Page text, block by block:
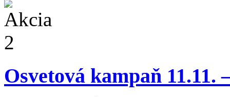
Osvetová kampaň 11.11.